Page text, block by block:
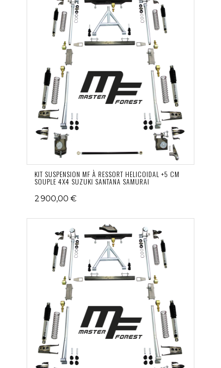
KIT SUSPENSION MF À RESSORT HELICOIDAL +5 CM
SOUPLE 4X4 SUZUKI SANTANA SAMURAI
2 900,00 €